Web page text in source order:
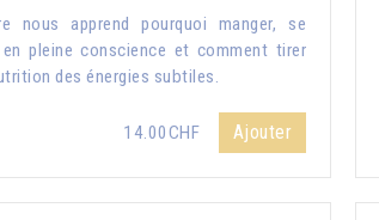
nous apprend pourquoi manger, se
pleine conscience et comment tirer
des énergies subtiles.
14.00CHF Ajouter